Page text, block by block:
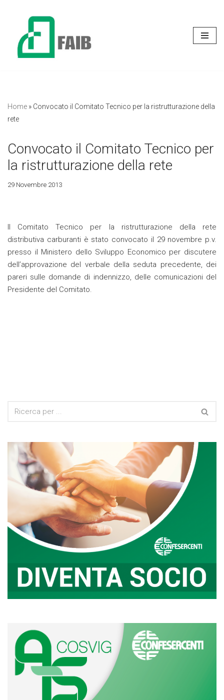
contenuto
Home » Convocato il Comitato Tecnico per la ristrutturazione della
rete
Convocato il Comitato Tecnico per
la ristrutturazione della rete
29 Novembre 2013
Il Comitato Tecnico per la ristrutturazione della rete
distributiva carburanti è stato convocato il 29 novembre p.v.
presso il Ministero dello Sviluppo Economico per discutere
dell’approvazione del verbale della seduta precedente, dei
pareri sulle domande di indennizzo, delle comunicazioni del
Presidente del Comitato.